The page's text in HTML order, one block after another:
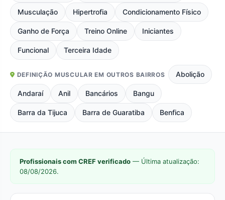
Musculação Hipertrofia Condicionamento Físico
Ganho de Força Treino Online Iniciantes
Funcional Terceira Idade
DEFINIÇÃO MUSCULAR EM OUTROS BAIRROS Abolição
Andaraí Anil Bancários Bangu
Barra da Tijuca Barra de Guaratiba Benfica
Profissionais com CREF verificado — Última atualização:
08/08/2026.